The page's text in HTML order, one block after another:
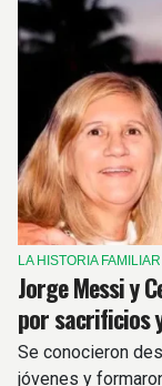
LA HISTORIA FAMILIAR
Jorge Messi y
por sacrificios
Se conocieron
jóvenes y